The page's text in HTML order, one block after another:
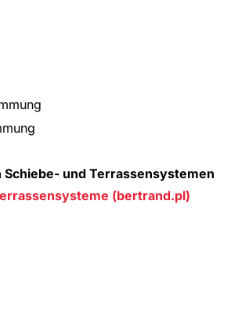
Schiebe- und Terrassensystemen
(bertrand.pl)